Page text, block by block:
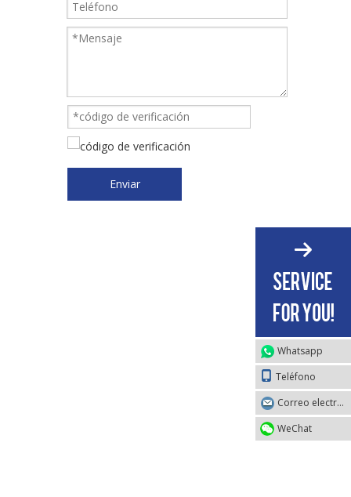
Enviar
Whatsapp
Teléfono
Correo electrónico
WeChat